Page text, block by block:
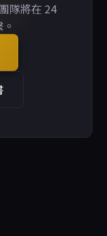
隊將在 24